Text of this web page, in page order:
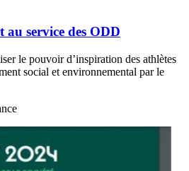
service des ODD
le pouvoir d’inspiration des athlètes
social et environnemental par le